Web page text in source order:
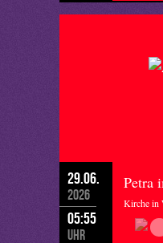
29.06.
2026
05:55
Uhr
Petra
Kirche in